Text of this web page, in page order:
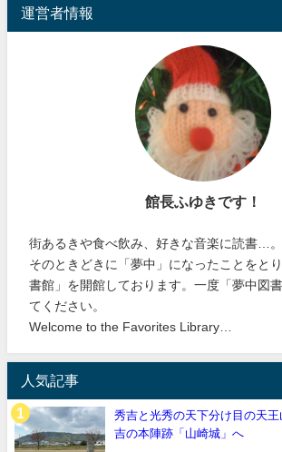
運営者情報
館長ふゆきです！
街あるきや食べ飲み、好きな音楽に読書…。
そのときどきに「夢中」になったことをと
書館」を開館しております。一度「夢中図
てください。
Welcome to the Favorites Library…
人気記事
秀吉と光秀の天下分け目の天
吉の本陣跡「山崎城」へ